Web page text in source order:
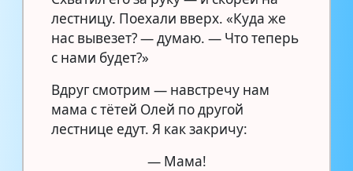
лестницу. Поехали вверх. «Куда же
нас вывезет? — думаю. — Что теперь
с нами будет?»
Вдруг смотрим — навстречу нам
мама с тётей Олей по другой
лестнице едут. Я как закричу:
— Мама!